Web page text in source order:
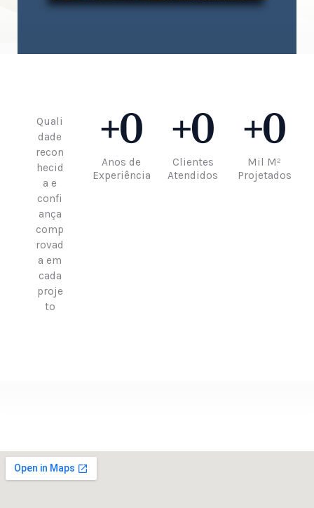
Quali
dade
recon
hecid
a e
confi
ança
comp
rovad
a em
cada
proje
to
+0
Anos de
Experiência
+0
Clientes
Atendidos
+0
Mil M²
Projetados